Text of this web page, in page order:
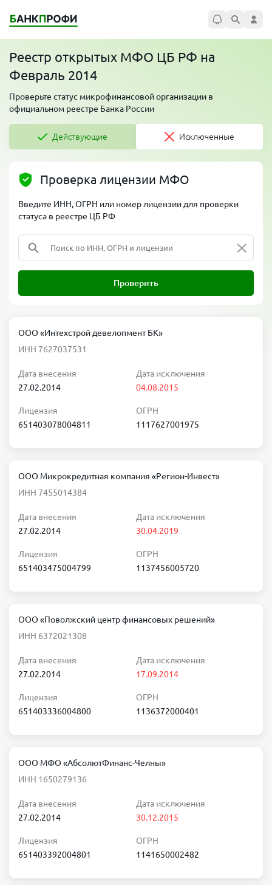
Реестр открытых МФО ЦБ РФ на
Февраль 2014
Проверьте статус микрофинансовой организации в
официальном реестре Банка России
Действующие Исключенные
Проверка лицензии МФО
Введите ИНН, ОГРН или номер лицензии для проверки
статуса в реестре ЦБ РФ
Проверить
×
ООО «Интехстрой девелопмент БК»
ИНН 7627037531
Дата внесения
27.02.2014
Дата исключения
04.08.2015
Лицензия
651403078004811
ОГРН
1117627001975
ООО Микрокредитная компания «Регион-Инвест»
ИНН 7455014384
Дата внесения
27.02.2014
Дата исключения
30.04.2019
Лицензия
651403475004799
ОГРН
1137456005720
ООО «Поволжский центр финансовых решений»
ИНН 6372021308
Дата внесения
27.02.2014
Дата исключения
17.09.2014
Лицензия
651403336004800
ОГРН
1136372000401
ООО МФО «АбсолютФинанс-Челны»
ИНН 1650279136
Дата внесения
27.02.2014
Дата исключения
30.12.2015
Лицензия
651403392004801
ОГРН
1141650002482